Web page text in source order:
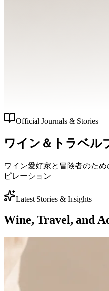
Official Journals & Stories
ワイン＆トラベル
ワイン愛好家と冒険者のた
ピレーション
Latest Stories & Insights
Wine, Travel, and